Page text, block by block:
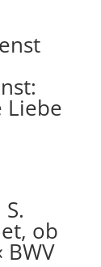
Liebe
ob